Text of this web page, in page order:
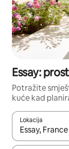
Essay:
Potražite
kuće kad
Lokacija
Kada budu